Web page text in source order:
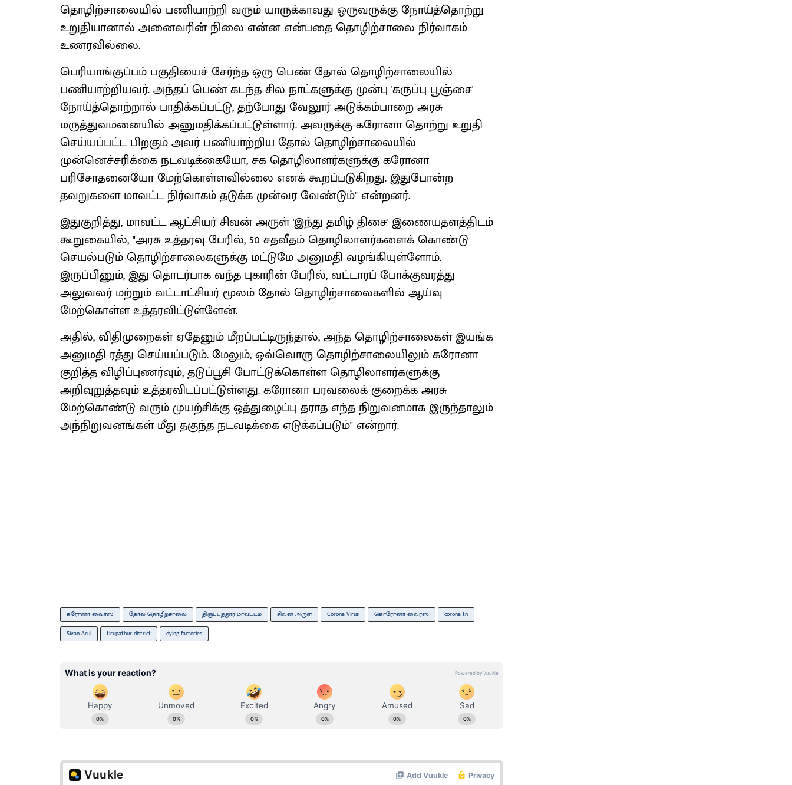
தொழிற்சாலையில் பணியாற்றி வரும் யாருக்காவது ஒருவருக்கு நோய்த்தொற்று
உறுதியானால் அனைவரின் நிலை என்ன என்பதை தொழிற்சாலை நிர்வாகம்
உணரவில்லை.
பெரியாங்குப்பம் பகுதியைச் சேர்ந்த ஒரு பெண் தோல் தொழிற்சாலையில்
பணியாற்றியவர். அந்தப் பெண் கடந்த சில நாட்களுக்கு முன்பு 'கருப்பு பூஞ்சை'
நோய்த்தொற்றால் பாதிக்கப்பட்டு, தற்போது வேலூர் அடுக்கம்பாறை அரசு
மருத்துவமனையில் அனுமதிக்கப்பட்டுள்ளார். அவருக்கு கரோனா தொற்று உறுதி
செய்யப்பட்ட பிறகும் அவர் பணியாற்றிய தோல் தொழிற்சாலையில்
முன்னெச்சரிக்கை நடவடிக்கையோ, சக தொழிலாளர்களுக்கு கரோனா
பரிசோதனையோ மேற்கொள்ளவில்லை எனக் கூறப்படுகிறது. இதுபோன்ற
தவறுகளை மாவட்ட நிர்வாகம் தடுக்க முன்வர வேண்டும்" என்றனர்.
இதுகுறித்து, மாவட்ட ஆட்சியர் சிவன் அருள் 'இந்து தமிழ் திசை' இணையதளத்திடம்
கூறுகையில், "அரசு உத்தரவு பேரில், 50 சதவீதம் தொழிலாளர்களைக் கொண்டு
செயல்படும் தொழிற்சாலைகளுக்கு மட்டுமே அனுமதி வழங்கியுள்ளோம்.
இருப்பினும், இது தொடர்பாக வந்த புகாரின் பேரில், வட்டாரப் போக்குவரத்து
அலுவலர் மற்றும் வட்டாட்சியர் மூலம் தோல் தொழிற்சாலைகளில் ஆய்வு
மேற்கொள்ள உத்தரவிட்டுள்ளேன்.
அதில், விதிமுறைகள் ஏதேனும் மீறப்பட்டிருந்தால், அந்த தொழிற்சாலைகள் இயங்க
அனுமதி ரத்து செய்யப்படும். மேலும், ஒவ்வொரு தொழிற்சாலையிலும் கரோனா
குறித்த விழிப்புணர்வும், தடுப்பூசி போட்டுக்கொள்ள தொழிலாளர்களுக்கு
அறிவுறுத்தவும் உத்தரவிடப்பட்டுள்ளது. கரோனா பரவலைக் குறைக்க அரசு
மேற்கொண்டு வரும் முயற்சிக்கு ஒத்துழைப்பு தராத எந்த நிறுவனமாக இருந்தாலும்
அந்நிறுவனங்கள் மீது தகுந்த நடவடிக்கை எடுக்கப்படும்" என்றார்.
கரோனா வைரஸ் தோல் தொழிற்சாலை திருப்பத்தூர் மாவட்டம் சிவன் அருள் Corona Virus கொரோனா வைரஸ் corona tn
Sivan Arul tirupathur district dying factories